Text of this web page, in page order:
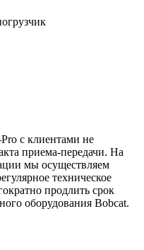
с клиентами не
приема-передачи. На
мы осуществляем
техническое
продлить срок
оборудования Bobcat.